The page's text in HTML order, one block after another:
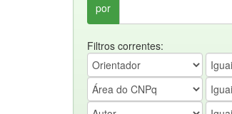
por
Filtros correntes: